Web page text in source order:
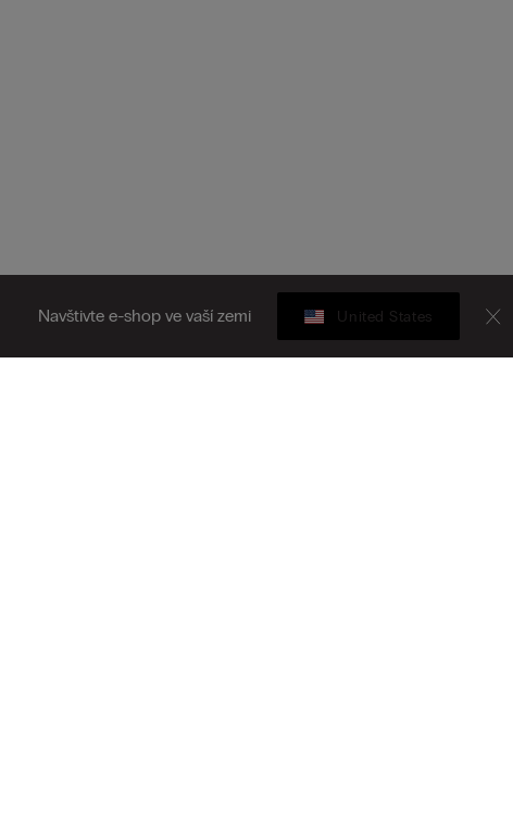
Navštivte e-shop ve vaší zemi United States